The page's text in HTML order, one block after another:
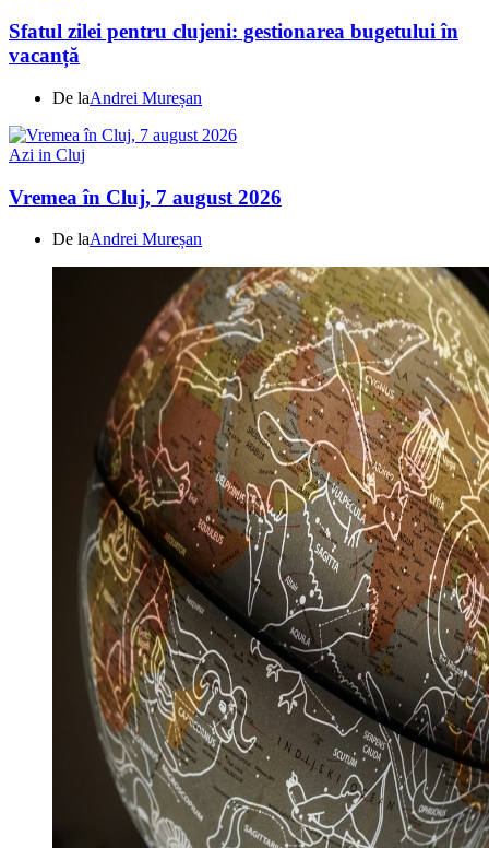
Sfatul zilei pentru clujeni: gestionarea bugetului în
vacanță
De laAndrei Mureșan
Azi in Cluj
Vremea în Cluj, 7 august 2026
De laAndrei Mureșan